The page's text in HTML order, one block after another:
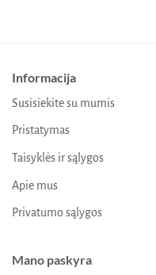
Informacija
Susisiekite su mumis
Pristatymas
Taisyklės ir sąlygos
Apie mus
Privatumo sąlygos
Mano paskyra